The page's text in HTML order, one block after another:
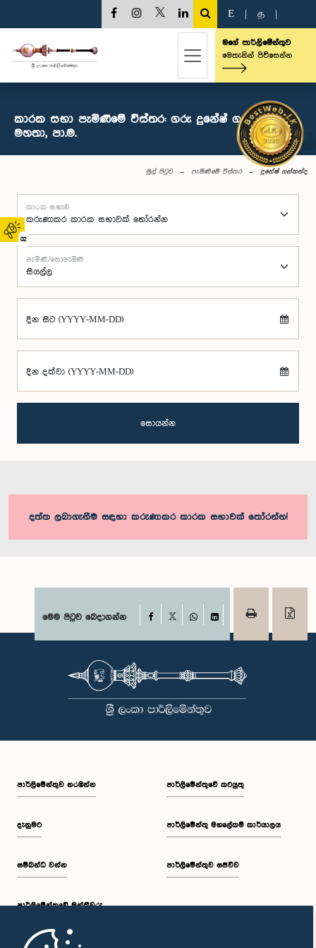
02
E த
මගේ පාර්ලිමේන්තුව
මෙතැනින් පිවිසෙන්න
කාරක සභා පැමිණීමේ විස්තර: ගරු දුනේෂ් ගන්කන්ද
මහතා, පා.ම.
මුල් පිටුව පැමිණීමේ විස්තර දුනේෂ් ගන්කන්ද
කාරක සභාව
පැමිණි/නොපැමිණි
දින සිට (YYYY-MM-DD)
දින දක්වා (YYYY-MM-DD)
සොයන්න
දත්ත ලබාගැනීම සඳහා කරුණාකර කාරක සභාවක් තෝරන්න!
මෙම පිටුව බෙදාගන්න Facebook
WhatsAppLinkedIn
පාර්ලි‌මේන්තුව නරඹන්න
දැනුමට
සම්බන්ධ වන්න
පාර්ලි‌මේන්තුවේ මන්ත්‍රීවරු
මුල් පිටුව
පාර්ලිමේන්තුවේ කටයුතු
පාර්ලිමේන්තු මහලේකම් කාර්යාලය
පාර්ලිමේන්තුව සජීවීව